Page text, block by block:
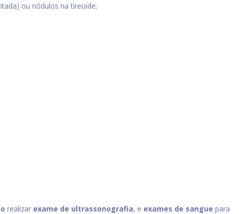
ou nódulos na tireoide;
realizar exame de ultrassonografia, e exames de sangue para